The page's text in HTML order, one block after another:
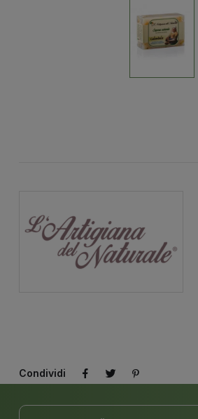
Condividi